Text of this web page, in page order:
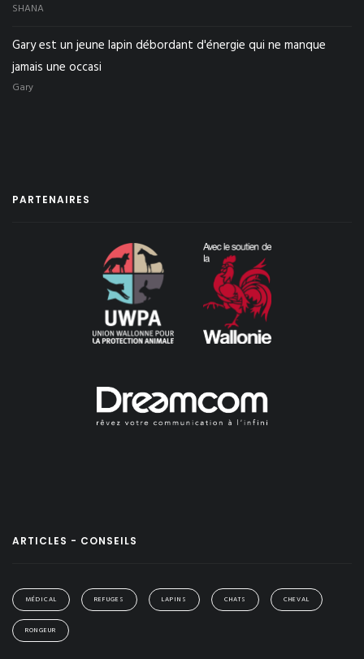
SHANA
Gary est un jeune lapin débordant d'énergie qui ne manque
jamais une occasi
Gary
PARTENAIRES
ARTICLES - CONSEILS
MÉDICAL REFUGES LAPINS CHATS CHEVAL
RONGEUR